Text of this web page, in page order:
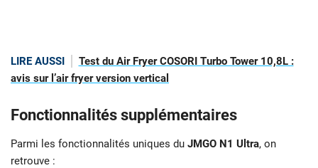
LIRE AUSSI
Test du Air Fryer COSORI Turbo Tower 10,8L :
avis sur l’air fryer version vertical
Fonctionnalités supplémentaires
Parmi les fonctionnalités uniques du JMGO N1 Ultra, on
retrouve :